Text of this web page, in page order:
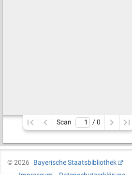
Scan / 0
©2026
Bayerische Staatsbibliothek